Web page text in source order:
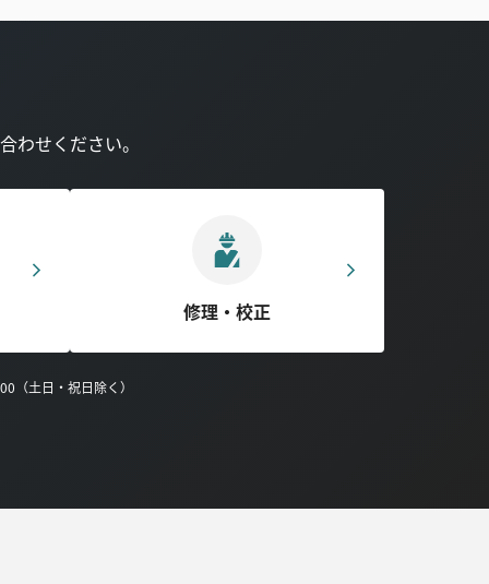
わせください。
修理・校正
（土日・祝日除く）